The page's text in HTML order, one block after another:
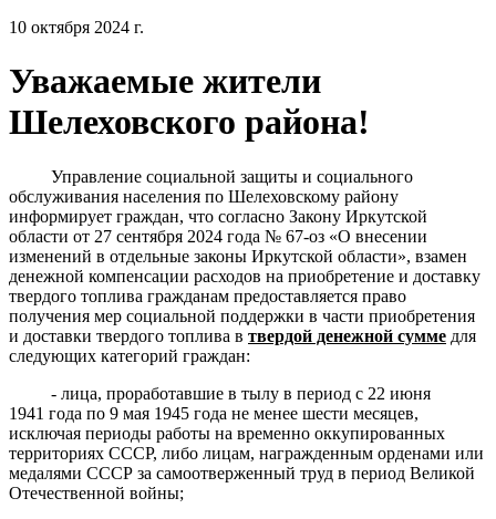
10 октября 2024 г.
Уважаемые жители
Шелеховского района!
Управление социальной защиты и социального
обслуживания населения по Шелеховскому району
информирует граждан, что согласно Закону Иркутской
области от 27 сентября 2024 года № 67-оз «О внесении
изменений в отдельные законы Иркутской области», взамен
денежной компенсации расходов на приобретение и доставку
твердого топлива гражданам предоставляется право
получения мер социальной поддержки в части приобретения
и доставки твердого топлива в твердой денежной сумме для
следующих категорий граждан:
- лица, проработавшие в тылу в период с 22 июня
1941 года по 9 мая 1945 года не менее шести месяцев,
исключая периоды работы на временно оккупированных
территориях СССР, либо лицам, награжденным орденами или
медалями СССР за самоотверженный труд в период Великой
Отечественной войны;